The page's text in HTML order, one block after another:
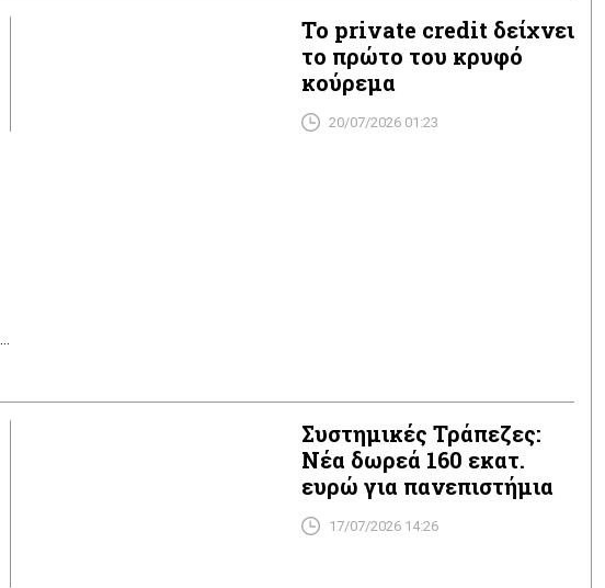
Το private credit δείχνει
το πρώτο του κρυφό
κούρεμα
20/07/2026 01:23
Συστημικές Τράπεζες:
Νέα δωρεά 160 εκατ.
ευρώ για πανεπιστήμια
17/07/2026 14:26